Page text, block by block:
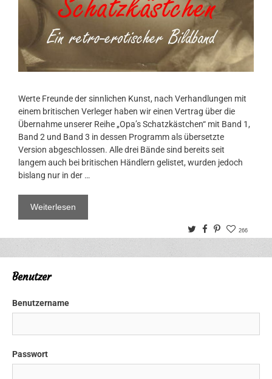
Werte Freunde der sinnlichen Kunst, nach Verhandlungen mit
einem britischen Verleger haben wir einen Vertrag über die
Übernahme unserer Reihe „Opa’s Schatzkästchen“ mit Band 1,
Band 2 und Band 3 in dessen Programm als übersetzte
Version abgeschlossen. Alle drei Bände sind bereits seit
langem auch bei britischen Händlern gelistet, wurden jedoch
bislang nur in der …
Weiterlesen
TwitterFacebook
Pinterest
266
Benutzer
Benutzername
Passwort